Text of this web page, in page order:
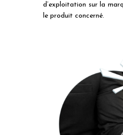
d’exploitation sur la
le produit concerné.